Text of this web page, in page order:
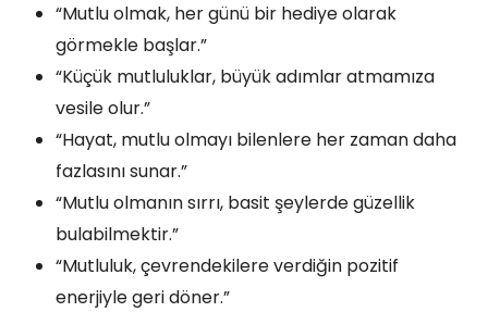
“Mutlu olmak, her günü bir hediye olarak
görmekle başlar.”
“Küçük mutluluklar, büyük adımlar atmamıza
vesile olur.”
“Hayat, mutlu olmayı bilenlere her zaman daha
fazlasını sunar.”
“Mutlu olmanın sırrı, basit şeylerde güzellik
bulabilmektir.”
“Mutluluk, çevrendekilere verdiğin pozitif
enerjiyle geri döner.”